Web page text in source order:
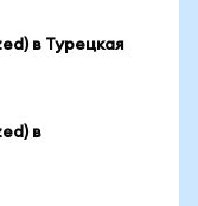
в Турецкая
в